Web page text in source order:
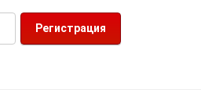
Регистрация